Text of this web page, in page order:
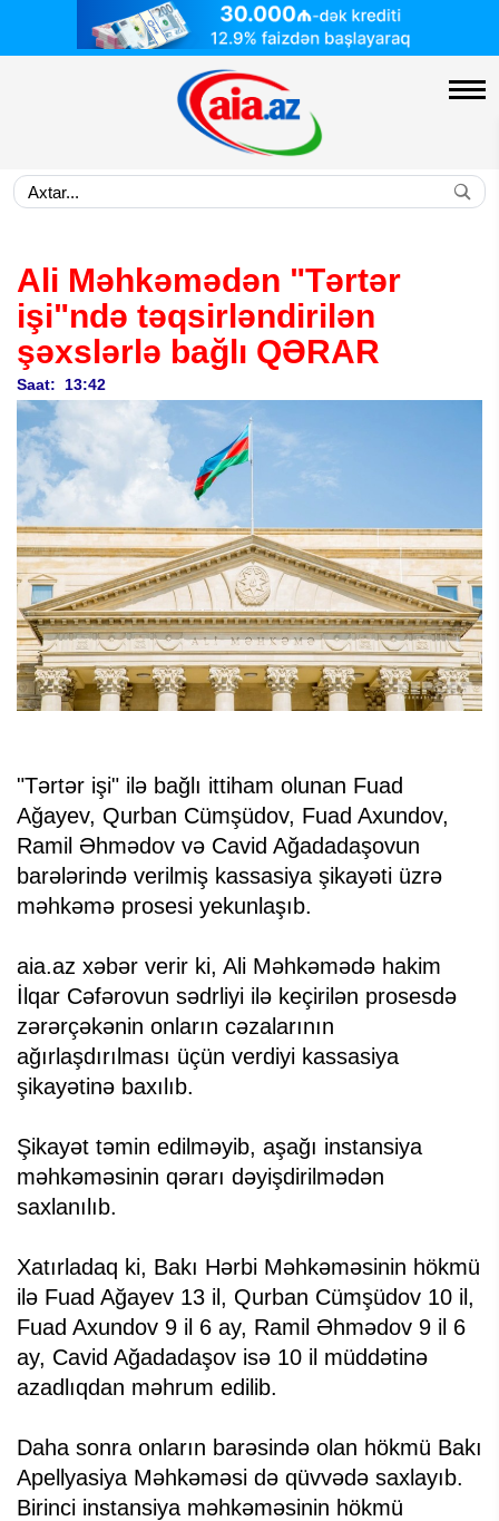
Ali Məhkəmədən "Tərtər
işi"ndə təqsirləndirilən
şəxslərlə bağlı QƏRAR
Saat: 13:42
"Tərtər işi" ilə bağlı ittiham olunan Fuad
Ağayev, Qurban Cümşüdov, Fuad Axundov,
Ramil Əhmədov və Cavid Ağadadaşovun
barələrində verilmiş kassasiya şikayəti üzrə
məhkəmə prosesi yekunlaşıb.
aia.az xəbər verir ki, Ali Məhkəmədə hakim
İlqar Cəfərovun sədrliyi ilə keçirilən prosesdə
zərərçəkənin onların cəzalarının
ağırlaşdırılması üçün verdiyi kassasiya
şikayətinə baxılıb.
Şikayət təmin edilməyib, aşağı instansiya
məhkəməsinin qərarı dəyişdirilmədən
saxlanılıb.
Xatırladaq ki, Bakı Hərbi Məhkəməsinin hökmü
ilə Fuad Ağayev 13 il, Qurban Cümşüdov 10 il,
Fuad Axundov 9 il 6 ay, Ramil Əhmədov 9 il 6
ay, Cavid Ağadadaşov isə 10 il müddətinə
azadlıqdan məhrum edilib.
Daha sonra onların barəsində olan hökmü Bakı
Apellyasiya Məhkəməsi də qüvvədə saxlayıb.
Birinci instansiya məhkəməsinin hökmü